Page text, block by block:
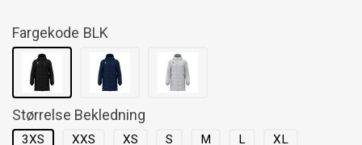
Fargekode BLK
Størrelse Bekledning
3XS XXS XS S M L XL